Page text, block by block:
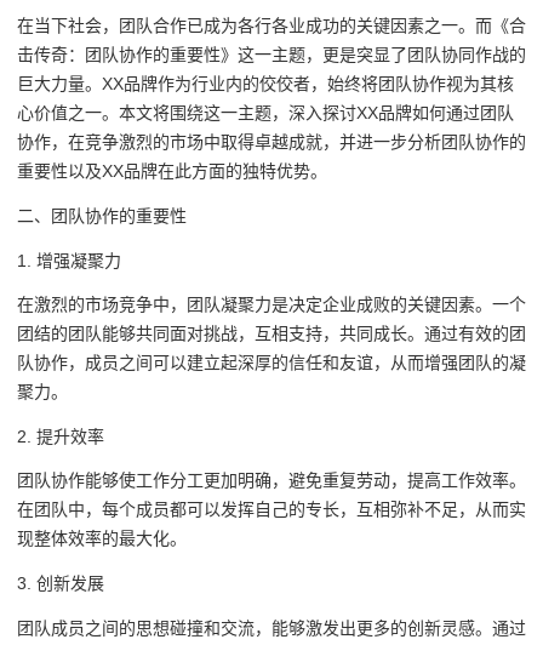
在当下社会，团队合作已成为各行各业成功的关键因素之一。而《合
击传奇：团队协作的重要性》这一主题，更是突显了团队协同作战的
巨大力量。XX品牌作为行业内的佼佼者，始终将团队协作视为其核
心价值之一。本文将围绕这一主题，深入探讨XX品牌如何通过团队
协作，在竞争激烈的市场中取得卓越成就，并进一步分析团队协作的
重要性以及XX品牌在此方面的独特优势。
二、团队协作的重要性
1. 增强凝聚力
在激烈的市场竞争中，团队凝聚力是决定企业成败的关键因素。一个
团结的团队能够共同面对挑战，互相支持，共同成长。通过有效的团
队协作，成员之间可以建立起深厚的信任和友谊，从而增强团队的凝
聚力。
2. 提升效率
团队协作能够使工作分工更加明确，避免重复劳动，提高工作效率。
在团队中，每个成员都可以发挥自己的专长，互相弥补不足，从而实
现整体效率的最大化。
3. 创新发展
团队成员之间的思想碰撞和交流，能够激发出更多的创新灵感。通过